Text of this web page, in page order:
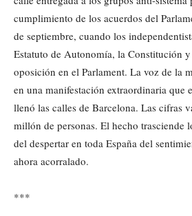
cumplimiento de los acuerdos del
de septiembre, cuando los
Estatuto de Autonomía, la Constitución
oposición en el Parlament. La voz de la
en una manifestación extraordinaria que
llenó las calles de Barcelona. Las cifras
millón de personas. El hecho trasciende
del despertar en toda España del
ahora acorralado.
***